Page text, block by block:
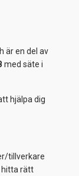
är en del av
med säte i
hjälpa dig
tillverkare
hitta rätt